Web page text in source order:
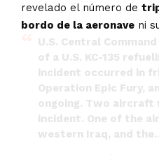
revelado el número de
bordo de la aeronave ni
U.S. Central
of a U.S. KC-135
incident occurred in
Operation Epic Fury,
ongoing. Two aircraft
incident. One of the
western Iraq, and